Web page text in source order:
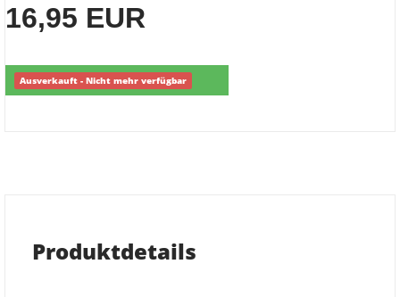
16,95 EUR
Ausverkauft - Nicht mehr verfügbar
Produktdetails